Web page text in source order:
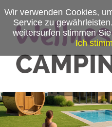
Wir verwenden Cookies,
Service zu
weitersurfen stimmen
Ich